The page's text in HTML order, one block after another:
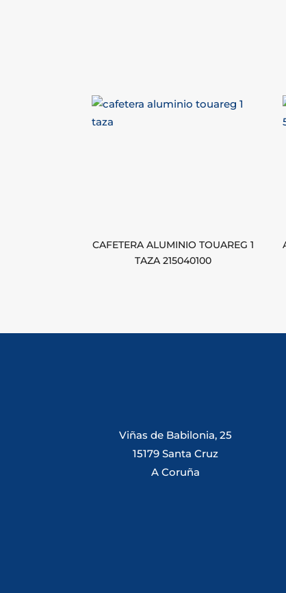
CAFETERA ALUMINIO TOUAREG 1
TAZA 215040100
Viñas de Babilonia, 25
15179 Santa Cruz
A Coruña